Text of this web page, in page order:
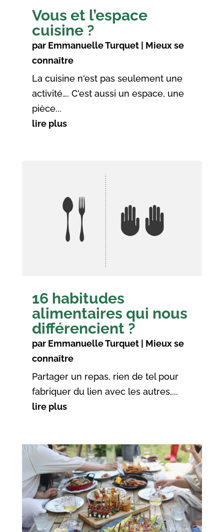
Vous et l’espace
cuisine ?
par Emmanuelle Turquet| Mieux se
connaître
La cuisine n'est pas seulement une
activité…. C'est aussi un espace, une
pièce...
lire plus
16 habitudes
alimentaires qui nous
différencient ?
par Emmanuelle Turquet| Mieux se
connaître
Partager un repas, rien de tel pour
fabriquer du lien avec les autres,...
lire plus